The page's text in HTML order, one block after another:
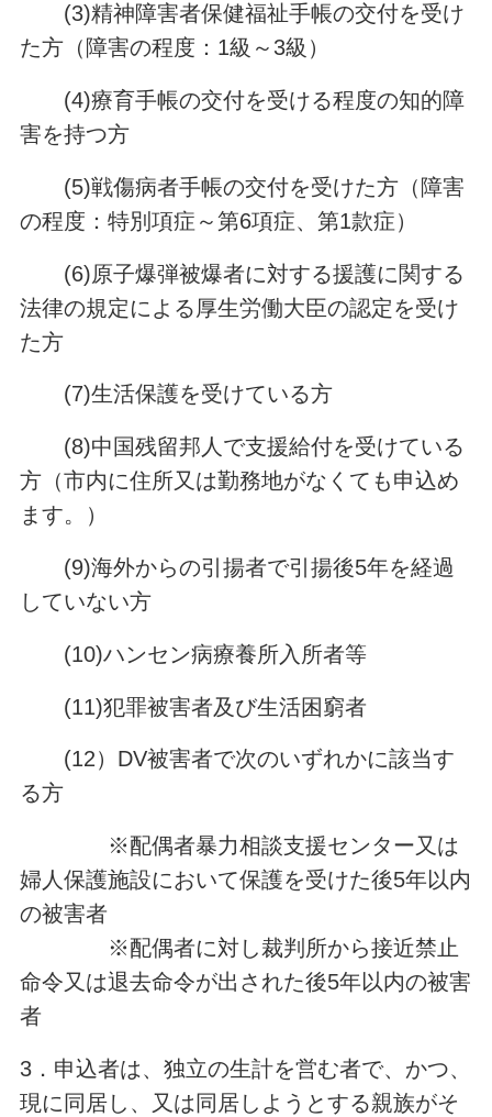
(3)精神障害者保健福祉手帳の交付を受け
た方（障害の程度：1級～3級）
(4)療育手帳の交付を受ける程度の知的障
害を持つ方
(5)戦傷病者手帳の交付を受けた方（障害
の程度：特別項症～第6項症、第1款症）
(6)原子爆弾被爆者に対する援護に関する
法律の規定による厚生労働大臣の認定を受け
た方
(7)生活保護を受けている方
(8)中国残留邦人で支援給付を受けている
方（市内に住所又は勤務地がなくても申込め
ます。）
(9)海外からの引揚者で引揚後5年を経過
していない方
(10)ハンセン病療養所入所者等
(11)犯罪被害者及び生活困窮者
(12）DV被害者で次のいずれかに該当す
る方
※配偶者暴力相談支援センター又は
婦人保護施設において保護を受けた後5年以内
の被害者
※配偶者に対し裁判所から接近禁止
命令又は退去命令が出された後5年以内の被害
者
3．申込者は、独立の生計を営む者で、かつ、
現に同居し、又は同居しようとする親族がそ